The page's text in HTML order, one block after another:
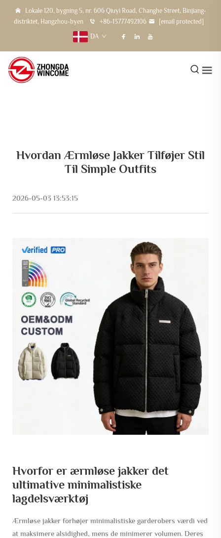
Lokale 120, bygning 5, nr. 606 Qiuyi Road, Changhe Street, Binjiang-
distriktet, Hangzhou-byen
+86-13777492106
[email protected]
DA
Hvordan Ærmløse Jakker Tilføjer Stil
Til Simple Outfits
2026-05-03 13:53:15
Hvorfor er ærmløse jakker det
ultimative minimalistiske
lagdelsværktøj
Ærmløse jakker forhøjer minimalistiske garderobers værdi ved
at maksimere alsidighed, mens de minimerer volumen. Deres